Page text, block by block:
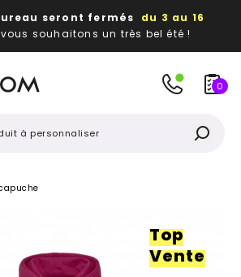
seront fermés du 3 au 16
souhaitons un très bel été !
0
Top
Vente